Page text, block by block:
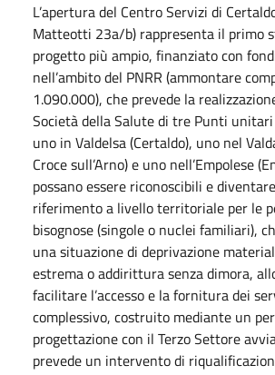
L’apertura del Centro Servizi di
Matteotti 23a/b) rappresenta il primo
progetto più ampio, finanziato con
nell’ambito del PNRR (ammontare
1.090.000), che prevede la
Società della Salute di tre Punti unitari
uno in Valdelsa (Certaldo), uno nel
Croce sull’Arno) e uno nell’Empolese
possano essere riconoscibili e
riferimento a livello territoriale per le
bisognose (singole o nuclei familiari),
una situazione di deprivazione
estrema o addirittura senza dimora,
facilitare l’accesso e la fornitura dei
complessivo, costruito mediante un
progettazione con il Terzo Settore
prevede un intervento di